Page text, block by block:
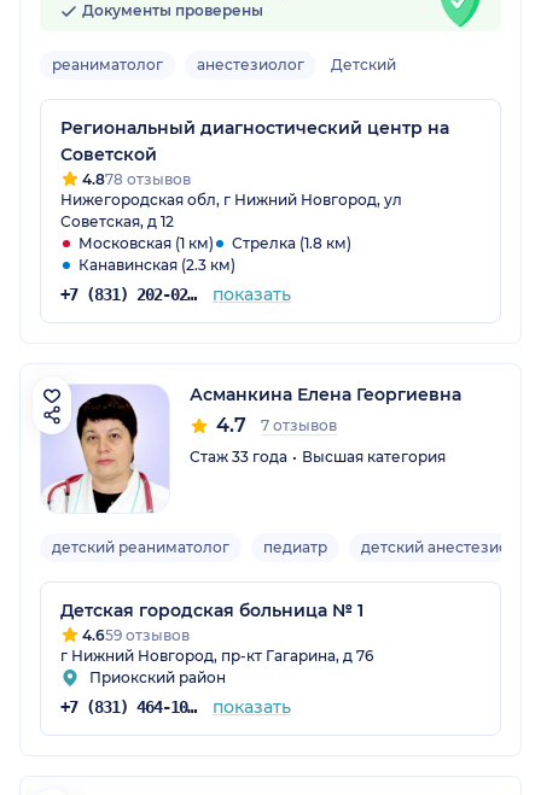
Документы проверены
реаниматолог анестезиолог Детский
Региональный диагностический центр на
Советской
4.878 отзывов
Нижегородская обл, г Нижний Новгород, ул
Советская, д 12
Московская (1 км)
Стрелка (1.8 км)
Канавинская (2.3 км)
+7 (831) 202-02-00 показать
Асманкина Елена Георгиевна
4.7
7 отзывов
Стаж 33 года
Высшая категория
детский реаниматолог педиатр детский анестезиолог
Детская городская больница № 1
4.659 отзывов
г Нижний Новгород, пр-кт Гагарина, д 76
Приокский район
+7 (831) 464-10-69 показать